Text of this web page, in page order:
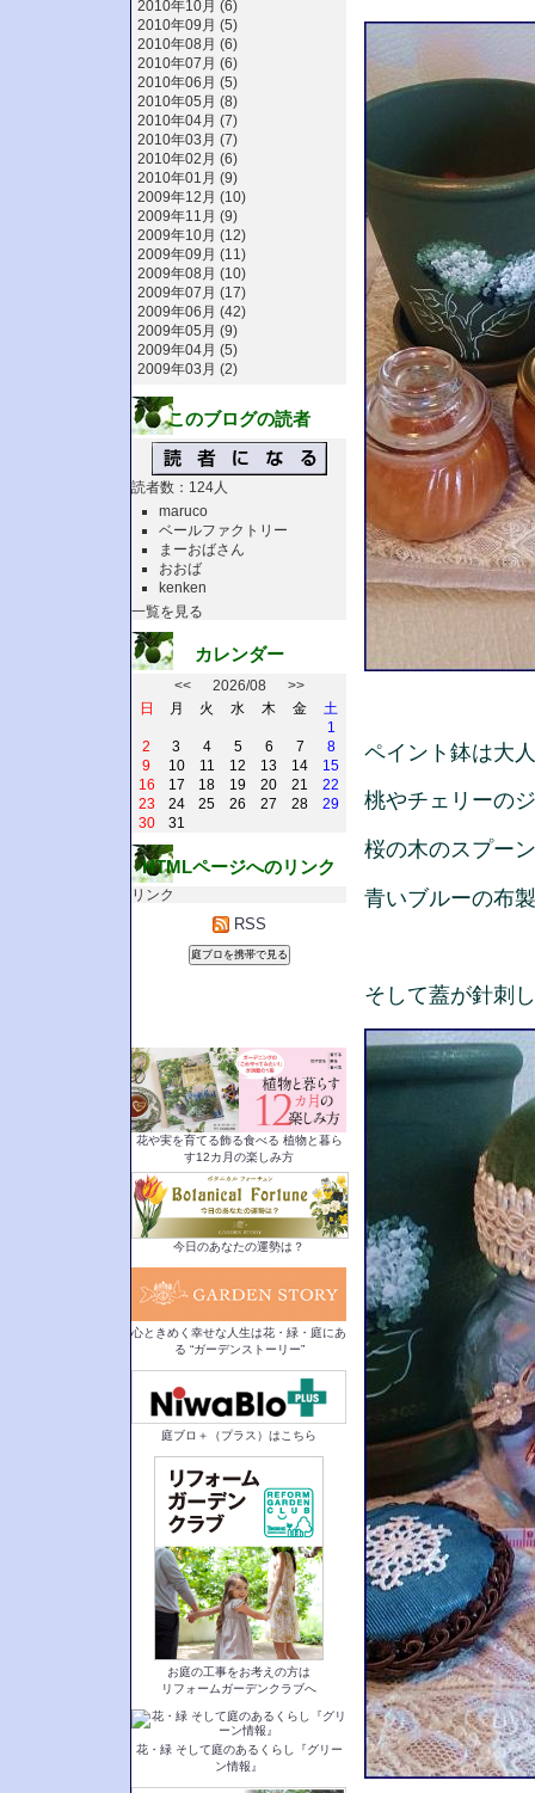
ペイント鉢は大
桃やチェリーの
桜の木のスプーン
青いブルーの布
そして蓋が針刺
2010年10月 (6)
2010年09月 (5)
2010年08月 (6)
2010年07月 (6)
2010年06月 (5)
2010年05月 (8)
2010年04月 (7)
2010年03月 (7)
2010年02月 (6)
2010年01月 (9)
2009年12月 (10)
2009年11月 (9)
2009年10月 (12)
2009年09月 (11)
2009年08月 (10)
2009年07月 (17)
2009年06月 (42)
2009年05月 (9)
2009年04月 (5)
2009年03月 (2)
このブログの読者
読者数：124人
maruco
ベールファクトリー
まーおばさん
おおば
kenken
一覧を見る
カレンダー
<<2026/08 >>
日
月 火 水 木 金
土
1
2
3 4 5 6 7
8
9
10 11 12 13 14
15
16
17 18 19 20 21
22
23
24 25 26 27 28
29
30
31
HTMLページへのリンク
リンク
RSS
花や実を育てる飾る食べる 植物と暮ら
す12カ月の楽しみ方
今日のあなたの運勢は？
心ときめく幸せな人生は花・緑・庭にあ
る “ガーデンストーリー”
庭ブロ＋（プラス）はこちら
お庭の工事をお考えの方は
リフォームガーデンクラブへ
花・緑 そして庭のあるくらし『グリー
ン情報』